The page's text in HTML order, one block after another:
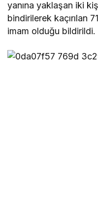
yanına yaklaşan iki
bindirilerek kaçırılan
imam olduğu bildirildi.